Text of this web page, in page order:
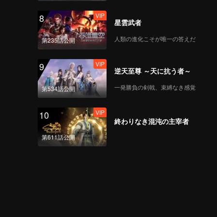
8
第235話公開
VIP
星雲武者
人類の進化こそが唯一の答えだ
9
第534話公開
VIP
逆天至尊 ～天に抗う者～
一発勝負の剣戟、束縛なき感覚
10
第611話公開
VIP
終わりなき混沌の主宰者